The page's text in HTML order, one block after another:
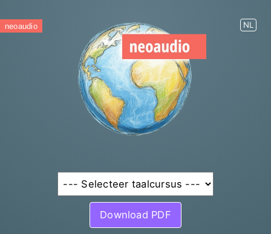
neoaudio NL
Download PDF